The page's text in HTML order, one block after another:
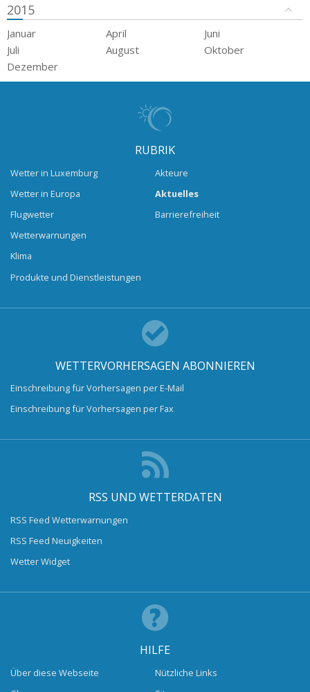
2015
Januar April
Juni
Juli
August
Oktober
Dezember
RUBRIK
Wetter in Luxemburg
Wetter in Europa
Flugwetter
Wetterwarnungen
Klima
Produkte und Dienstleistungen
Akteure
Aktuelles
Barrierefreiheit
WETTERVORHERSAGEN ABONNIEREN
Einschreibung für Vorhersagen per E-Mail
Einschreibung für Vorhersagen per Fax
RSS UND WETTERDATEN
RSS Feed Wetterwarnungen
RSS Feed Neuigkeiten
Wetter Widget
HILFE
Über diese Webseite
Nützliche Links